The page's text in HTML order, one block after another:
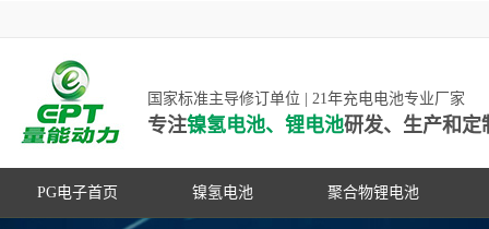
国家标准主导修订单位 | 21年充电电池专业厂家
专注镍氢电池、锂电池研发、生产和定
PG电子首页 镍氢电池 聚合物锂电池